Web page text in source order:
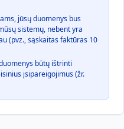
jūsų duomenys bus
sistemų, nebent yra
(pvz., sąskaitas faktūras 10
būtų ištrinti
įsipareigojimus (žr.